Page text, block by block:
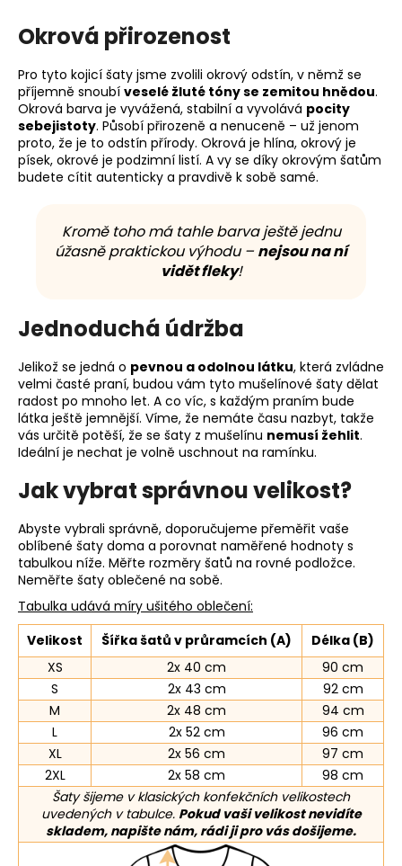
Okrová přirozenost
Pro tyto kojicí šaty jsme zvolili okrový odstín, v němž se
příjemně snoubí veselé žluté tóny se zemitou hnědou.
Okrová barva je vyvážená, stabilní a vyvolává pocity
sebejistoty. Působí přirozeně a nenuceně – už jenom
proto, že je to odstín přírody. Okrová je hlína, okrový je
písek, okrové je podzimní listí. A vy se díky okrovým šatům
budete cítit autenticky a pravdivě k sobě samé.
Kromě toho má tahle barva ještě jednu
úžasně praktickou výhodu – nejsou na ní
vidět fleky!
Jednoduchá údržba
Jelikož se jedná o pevnou a odolnou látku, která zvládne
velmi časté praní, budou vám tyto mušelínové šaty dělat
radost po mnoho let. A co víc, s každým praním bude
látka ještě jemnější. Víme, že nemáte času nazbyt, takže
vás určitě potěší, že se šaty z mušelínu nemusí žehlit.
Ideální je nechat je volně uschnout na ramínku.
Jak vybrat správnou velikost?
Abyste vybrali správně, doporučujeme přeměřit vaše
oblíbené šaty doma a porovnat naměřené hodnoty s
tabulkou níže. Měřte rozměry šatů na rovné podložce.
Neměřte šaty oblečené na sobě.
Tabulka udává míry ušitého oblečení:
Velikost
Šířka šatů v průramcích (A)
Délka (B)
XS
2x 40 cm
90 cm
S
2x 43 cm
92 cm
M
2x 48 cm
94 cm
L
2x 52 cm
96 cm
XL
2x 56 cm
97 cm
2XL
2x 58 cm
98 cm
Šaty šijeme v klasických konfekčních velikostech
uvedených v tabulce. Pokud vaši velikost nevidíte
skladem, napište nám, rádi ji pro vás došijeme.